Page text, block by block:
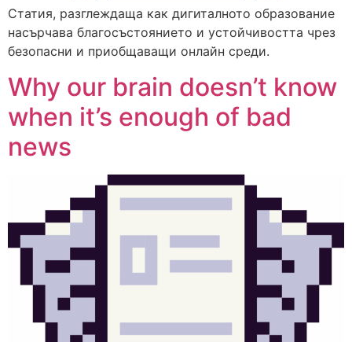
Статия, разглеждаща как дигиталното образование
насърчава благосъстоянието и устойчивостта чрез
безопасни и приобщаващи онлайн среди.
Why our brain doesn’t know
when it’s enough of bad
news